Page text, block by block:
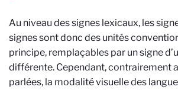
Au niveau des signes lexicaux, les
signes sont donc des unités
principe, remplaçables par un signe
différente. Cependant, contrairement
parlées, la modalité visuelle des